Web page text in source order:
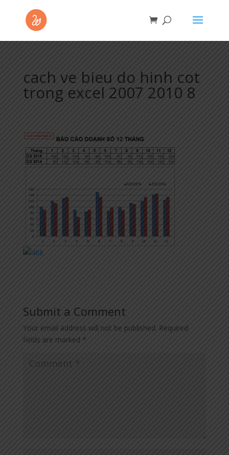
cach ve bieu do hinh cot
trong excel 2007 2010 8
Submit a Comment
Your email address will not be published. Required
fields are marked *